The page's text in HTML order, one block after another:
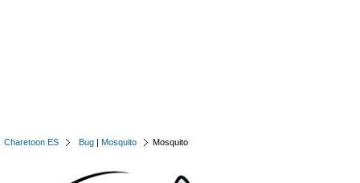
Charetoon ES Bug | Mosquito Mosquito